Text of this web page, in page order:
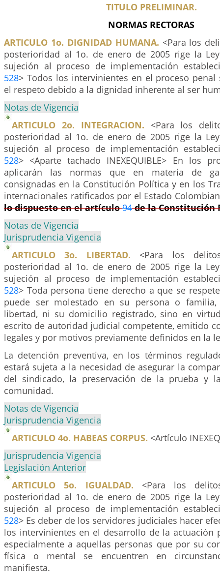
TITULO PRELIMINAR.
NORMAS RECTORAS
ARTICULO 1o. DIGNIDAD HUMANA. <Para los
posterioridad al 1o. de enero de 2005 rige la
sujeción al proceso de implementación
528> Todos los intervinientes en el proceso penal
el respeto debido a la dignidad inherente al ser
Notas de Vigencia
ARTICULO 2o. INTEGRACION. <Para los
posterioridad al 1o. de enero de 2005 rige la
sujeción al proceso de implementación
528> <Aparte tachado INEXEQUIBLE> En los
aplicarán las normas que en materia de
consignadas en la Constitución Política y en los
internacionales ratificados por el Estado
lo dispuesto en el artículo94de la Constitución
Notas de Vigencia
Jurisprudencia Vigencia
ARTICULO 3o. LIBERTAD. <Para los
posterioridad al 1o. de enero de 2005 rige la
sujeción al proceso de implementación
528> Toda persona tiene derecho a que se
puede ser molestado en su persona o
libertad, ni su domicilio registrado, sino en
escrito de autoridad judicial competente, emitido
legales y por motivos previamente definidos en la
La detención preventiva, en los términos
estará sujeta a la necesidad de asegurar la
del sindicado, la preservación de la prueba y
comunidad.
Notas de Vigencia
Jurisprudencia Vigencia
ARTICULO 4o. HABEAS CORPUS. <Artículo
Jurisprudencia Vigencia
Legislación Anterior
ARTICULO 5o. IGUALDAD. <Para los
posterioridad al 1o. de enero de 2005 rige la
sujeción al proceso de implementación
528> Es deber de los servidores judiciales hacer
los intervinientes en el desarrollo de la actuación
especialmente a aquellas personas que por su
física o mental se encuentren en
manifiesta.